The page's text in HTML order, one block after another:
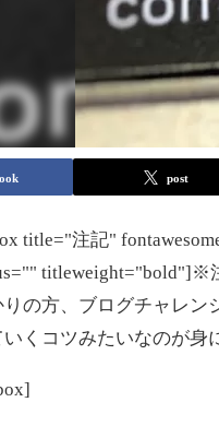
post
title="注記"
titleweight="bold"]※
の方、ブログチャレン
くコツみたいなのが身